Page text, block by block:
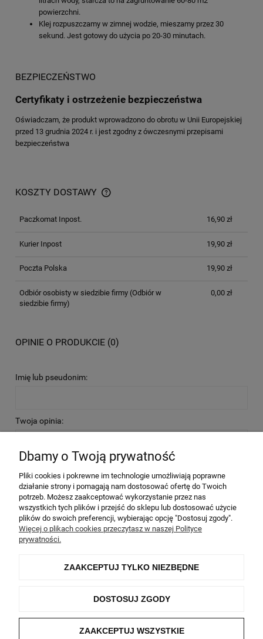
powierzchni.
Klej rozpuszczamy w zimnej wodzie, mieszamy przez 30
sekund. Jest gotowy do użycia po 20-30 minutach.
BEZPIECZEŃSTWO
Certyfikaty i ostrzeżenie bezpieczeństwa
Oświadczam, że produkt wprowadzono do obrotu w Unii Europejskiej
przed 13 grudnia 2024 r. i jest zgodny z ówczesnymi przepisami
bezpieczeństwa
KOSZTY DOSTAWY
Paczkomat Inpost. 16,90 zł
Kurier Inpost 19,90 zł
Poczta Polska 19,90 zł
Odbiór osobisty w siedzibie firmy(Odbiór w
siedzibie firmy)
0,00 zł
OPINIE O PRODUKCIE (0)
Imię lub pseudonim:
Twoja opinia:
WYŚLIJ
O nas
Dbamy o Twoją prywatność
Pliki cookies i pokrewne im technologie umożliwiają poprawne
działanie strony i pomagają nam dostosować ofertę do Twoich
potrzeb. Możesz zaakceptować wykorzystanie przez nas
wszystkich tych plików i przejść do sklepu lub dostosować użycie
plików do swoich preferencji, wybierając opcję "Dostosuj zgody".
Więcej o plikach cookies przeczytasz w naszej Polityce
prywatności.
ZAAKCEPTUJ TYLKO NIEZBĘDNE
DOSTOSUJ ZGODY
ZAAKCEPTUJ WSZYSTKIE